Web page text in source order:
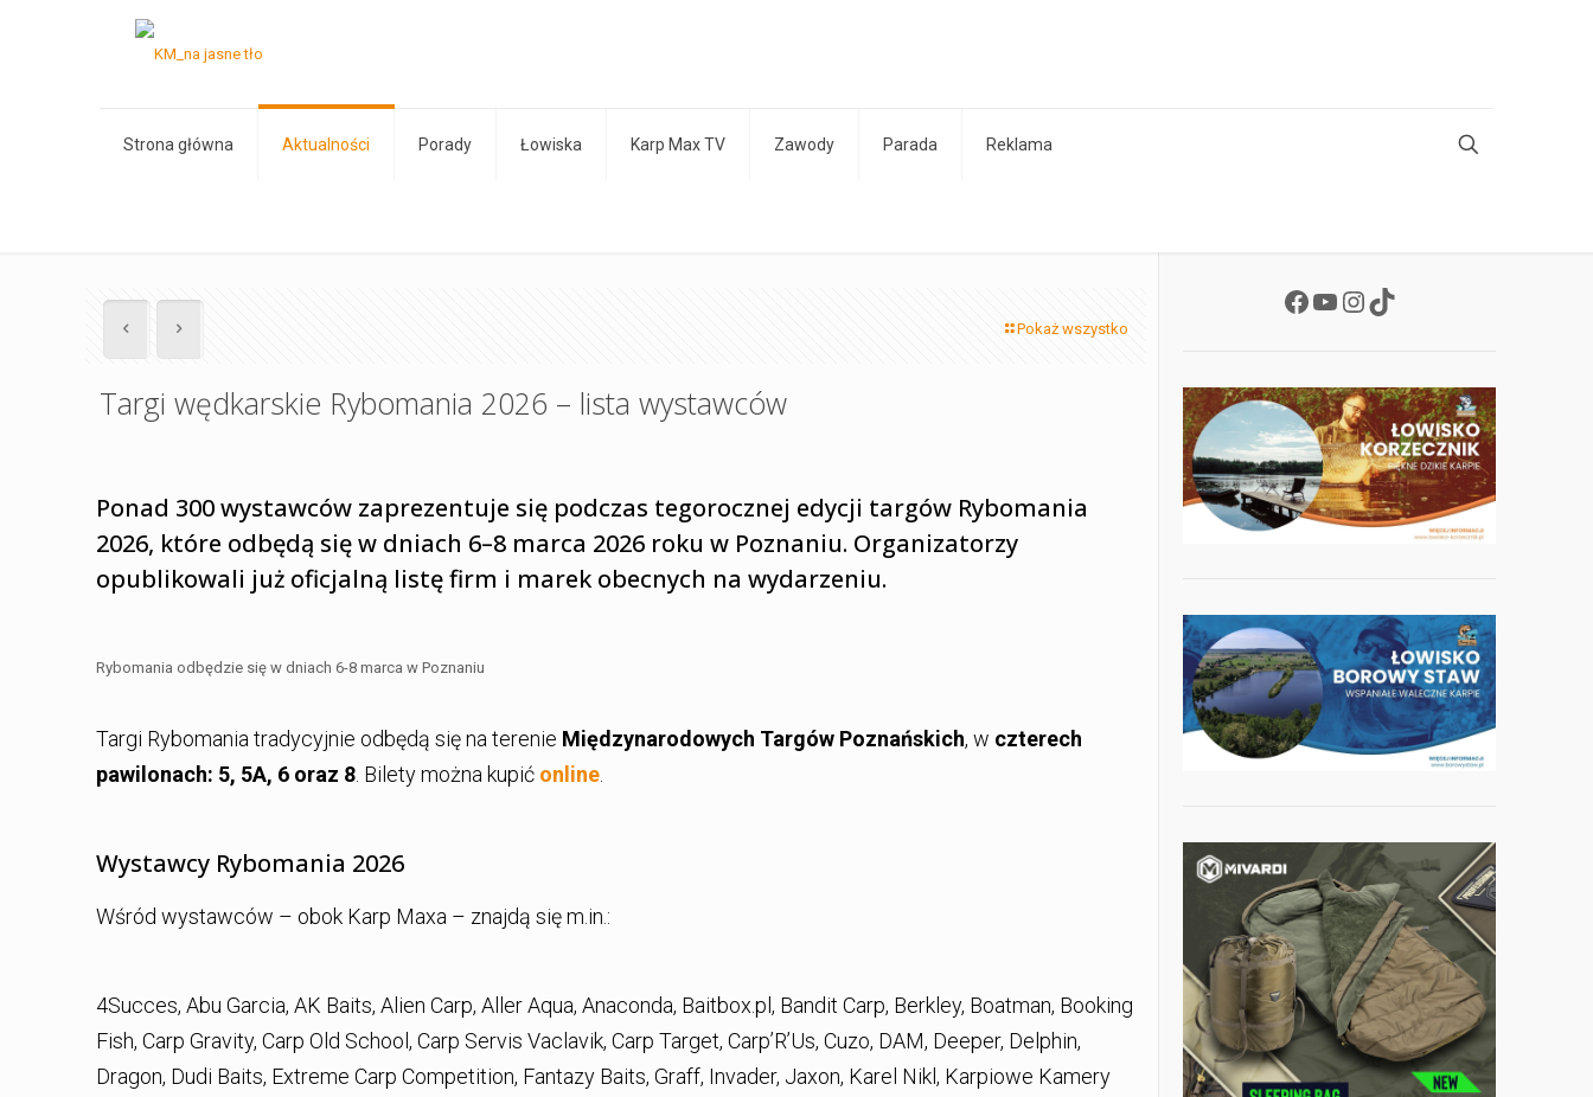
Strona główna Aktualności Porady Łowiska Karp Max TV Zawody Parada Reklama
Pokaż wszystko
Targi wędkarskie Rybomania 2026 – lista wystawców
Ponad 300 wystawców zaprezentuje się podczas tegorocznej edycji targów Rybomania
2026, które odbędą się w dniach 6–8 marca 2026 roku w Poznaniu. Organizatorzy
opublikowali już oficjalną listę firm i marek obecnych na wydarzeniu.
Rybomania odbędzie się w dniach 6-8 marca w Poznaniu
Targi Rybomania tradycyjnie odbędą się na terenie Międzynarodowych Targów Poznańskich, w czterech
pawilonach: 5, 5A, 6 oraz 8. Bilety można kupić online.
Wystawcy Rybomania 2026
Wśród wystawców – obok Karp Maxa – znajdą się m.in.:
4Succes, Abu Garcia, AK Baits, Alien Carp, Aller Aqua, Anaconda, Baitbox.pl, Bandit Carp, Berkley, Boatman, Booking
Fish, Carp Gravity, Carp Old School, Carp Servis Vaclavik, Carp Target, Carp’R’Us, Cuzo, DAM, Deeper, Delphin,
Dragon, Dudi Baits, Extreme Carp Competition, Fantazy Baits, Graff, Invader, Jaxon, Karel Nikl, Karpiowe Kamery
Facebook
YouTube
Instagram
TikTok